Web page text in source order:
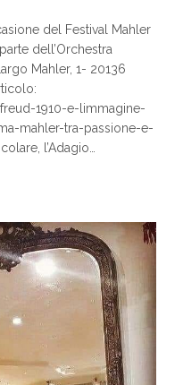
del Festival Mahler
dell’Orchestra
Mahler, 1- 20136
1910-e-limmagine-
mahler-tra-passione-e-
l’Adagio…